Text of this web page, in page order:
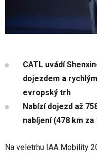
CATL uvádí
dojezdem a
evropský trh
Nabízí dojezd až
nabíjení (478 km
Na veletrhu IAA Mobility